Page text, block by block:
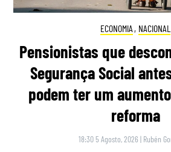
ECONOMIA , NACIONAL
Pensionistas que
Segurança Social
podem ter um
reforma
18:30 5 Agosto, 2026 | Rubén